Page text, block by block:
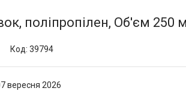
поліпропілен, Об'єм
Код: 39794
вересня 2026